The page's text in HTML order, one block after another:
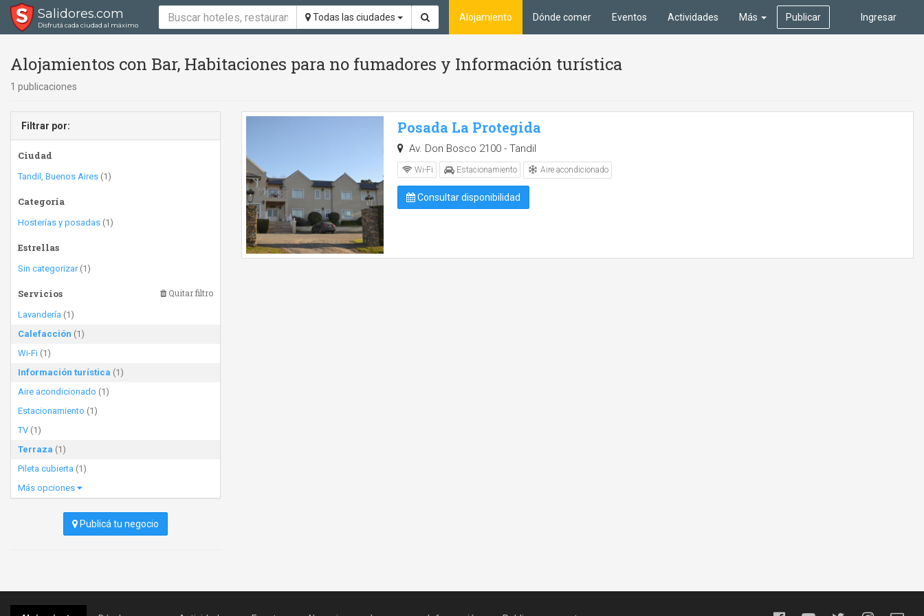
Salidores.com
Disfrutá cada ciudad al máximo
Todas las ciudades Ingresar
Alojamiento Dónde comer Eventos Actividades Más Publicar
Alojamientos con Bar, Habitaciones para no fumadores y Información turística
1 publicaciones
Filtrar por:
Ciudad
Tandil, Buenos Aires (1)
Categoría
Hosterías y posadas (1)
Estrellas
Sin categorizar(1)
Servicios Quitar filtro
Lavandería (1)
Calefacción (1)
Wi-Fi (1)
Información turística (1)
Aire acondicionado (1)
Estacionamiento (1)
TV (1)
Terraza (1)
Pileta cubierta (1)
Más opciones
Publicá tu negocio
Posada La Protegida
Av. Don Bosco 2100 - Tandil
Wi-Fi Estacionamiento Aire acondicionado
Consultar disponibilidad